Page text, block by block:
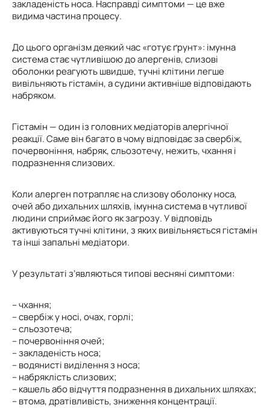
закладеність носа. Насправді симптоми — це вже
видима частина процесу.
До цього організм деякий час «готує ґрунт»: імунна
система стає чутливішою до алергенів, слизові
оболонки реагують швидше, тучні клітини легше
вивільняють гістамін, а судини активніше відповідають
набряком.
Гістамін — один із головних медіаторів алергічної
реакції. Саме він багато в чому відповідає за свербіж,
почервоніння, набряк, сльозотечу, нежить, чхання і
подразнення слизових.
Коли алерген потрапляє на слизову оболонку носа,
очей або дихальних шляхів, імунна система в чутливої
людини сприймає його як загрозу. У відповідь
активуються тучні клітини, з яких вивільняється гістамін
та інші запальні медіатори.
У результаті з’являються типові весняні симптоми:
– чхання;
– свербіж у носі, очах, горлі;
– сльозотеча;
– почервоніння очей;
– закладеність носа;
– водянисті виділення з носа;
– набряклість слизових;
– кашель або відчуття подразнення в дихальних шляхах;
– втома, дратівливість, зниження концентрації.